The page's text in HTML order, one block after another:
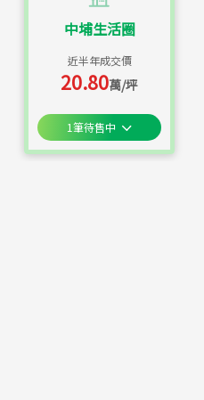
中埔生活圈
近半年成交價
20.80萬/坪
1筆待售中